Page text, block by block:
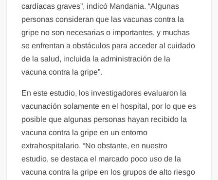
cardíacas graves”, indicó Mandania. “Algunas
personas consideran que las vacunas contra la
gripe no son necesarias o importantes, y muchas
se enfrentan a obstáculos para acceder al cuidado
de la salud, incluida la administración de la
vacuna contra la gripe”.
En este estudio, los investigadores evaluaron la
vacunación solamente en el hospital, por lo que es
posible que algunas personas hayan recibido la
vacuna contra la gripe en un entorno
extrahospitalario. “No obstante, en nuestro
estudio, se destaca el marcado poco uso de la
vacuna contra la gripe en los grupos de alto riesgo